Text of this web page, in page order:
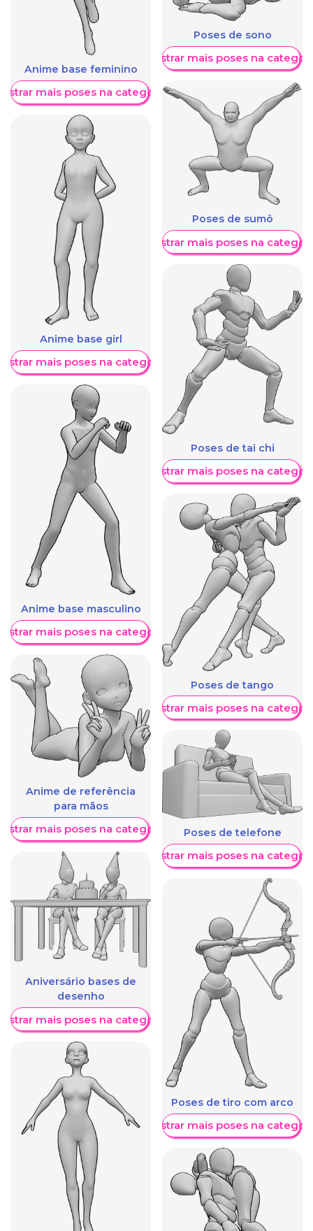
Anime base feminino
mais poses na categoria
Anime base girl
mais poses na categoria
Anime base masculino
mais poses na categoria
Anime de referência
para mãos
mais poses na categoria
Aniversário bases de
desenho
mais poses na categoria
Poses de sono
Mostrar mais poses na
Poses de sumô
Mostrar mais poses na
Poses de tai chi
Mostrar mais poses na
Poses de tango
Mostrar mais poses na
Poses de telefone
Mostrar mais poses na
Poses de tiro com arco
Mostrar mais poses na